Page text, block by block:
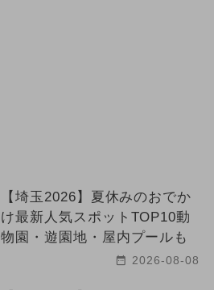
【埼玉2026】夏休みのおでか
け最新人気スポットTOP10動
物園・遊園地・屋内プールも
2026-08-08